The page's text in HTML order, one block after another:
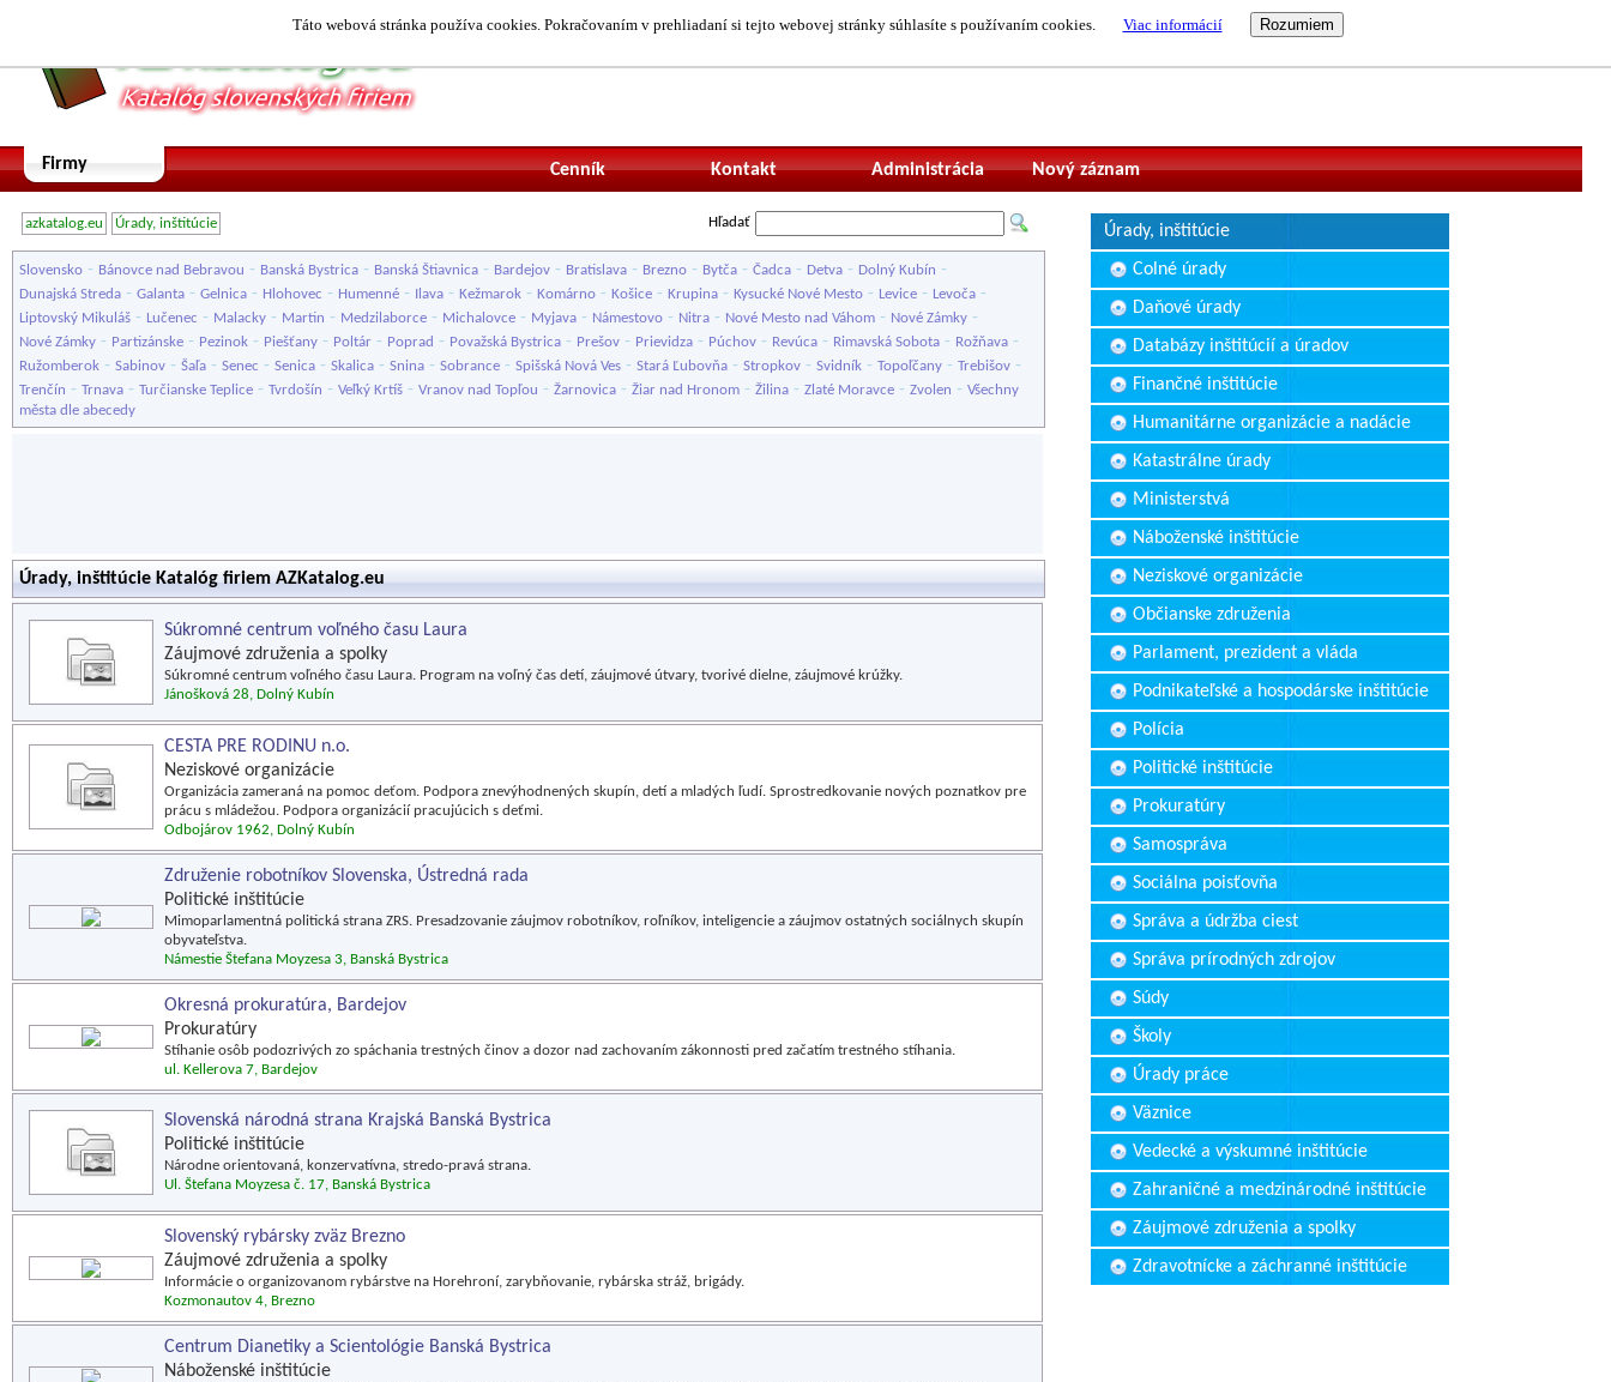
Táto webová stránka používa cookies. Pokračovaním v prehliadaní si tejto webovej stránky súhlasíte s používaním cookies. Viac informácií
Firmy Nový záznam
Administrácia
Kontakt
Cenník
azkatalog.eu Úrady, inštitúcie Hľadať
Slovensko - Bánovce nad Bebravou - Banská Bystrica - Banská Štiavnica - Bardejov - Bratislava - Brezno - Bytča - Čadca - Detva - Dolný Kubín -
Dunajská Streda - Galanta - Gelnica - Hlohovec - Humenné - Ilava - Kežmarok - Komárno - Košice - Krupina - Kysucké Nové Mesto - Levice - Levoča -
Liptovský Mikuláš - Lučenec - Malacky - Martin - Medzilaborce - Michalovce - Myjava - Námestovo - Nitra - Nové Mesto nad Váhom - Nové Zámky -
Nové Zámky - Partizánske - Pezinok - Piešťany - Poltár - Poprad - Považská Bystrica - Prešov - Prievidza - Púchov - Revúca - Rimavská Sobota - Rožňava -
Ružomberok - Sabinov - Šaľa - Senec - Senica - Skalica - Snina - Sobrance - Spišská Nová Ves - Stará Ľubovňa - Stropkov - Svidník - Topoľčany - Trebišov -
Trenčín - Trnava - Turčianske Teplice - Tvrdošín - Veľký Krtíš - Vranov nad Topľou - Žarnovica - Žiar nad Hronom - Žilina - Zlaté Moravce - Zvolen - Všechny
města dle abecedy
Úrady, inštitúcie Katalóg firiem AZKatalog.eu
Súkromné centrum voľného času Laura
Záujmové združenia a spolky
Súkromné centrum voľného času Laura. Program na voľný čas detí, záujmové útvary, tvorivé dielne, záujmové krúžky.
Jánošková 28, Dolný Kubín
CESTA PRE RODINU n.o.
Neziskové organizácie
Organizácia zameraná na pomoc deťom. Podpora znevýhodnených skupín, detí a mladých ľudí. Sprostredkovanie nových poznatkov pre
prácu s mládežou. Podpora organizácií pracujúcich s deťmi.
Odbojárov 1962, Dolný Kubín
Združenie robotníkov Slovenska, Ústredná rada
Politické inštitúcie
Mimoparlamentná politická strana ZRS. Presadzovanie záujmov robotníkov, roľníkov, inteligencie a záujmov ostatných sociálnych skupín
obyvateľstva.
Námestie Štefana Moyzesa 3, Banská Bystrica
Okresná prokuratúra, Bardejov
Prokuratúry
Stíhanie osôb podozrivých zo spáchania trestných činov a dozor nad zachovaním zákonnosti pred začatím trestného stíhania.
ul. Kellerova 7, Bardejov
Slovenská národná strana Krajská Banská Bystrica
Politické inštitúcie
Národne orientovaná, konzervatívna, stredo-pravá strana.
Ul. Štefana Moyzesa č. 17, Banská Bystrica
Slovenský rybársky zväz Brezno
Záujmové združenia a spolky
Informácie o organizovanom rybárstve na Horehroní, zarybňovanie, rybárska stráž, brigády.
Kozmonautov 4, Brezno
Centrum Dianetiky a Scientológie Banská Bystrica
Náboženské inštitúcie
Úrady, inštitúcie
Colné úrady
Daňové úrady
Databázy inštitúcií a úradov
Finančné inštitúcie
Humanitárne organizácie a nadácie
Katastrálne úrady
Ministerstvá
Náboženské inštitúcie
Neziskové organizácie
Občianske združenia
Parlament, prezident a vláda
Podnikateľské a hospodárske inštitúcie
Polícia
Politické inštitúcie
Prokuratúry
Samospráva
Sociálna poisťovňa
Správa a údržba ciest
Správa prírodných zdrojov
Súdy
Školy
Úrady práce
Väznice
Vedecké a výskumné inštitúcie
Zahraničné a medzinárodné inštitúcie
Záujmové združenia a spolky
Zdravotnícke a záchranné inštitúcie